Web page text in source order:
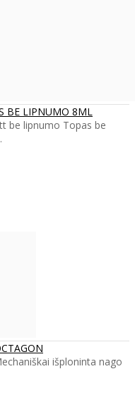
BE LIPNUMO 8ML
be lipnumo Topas be
išploninta nago